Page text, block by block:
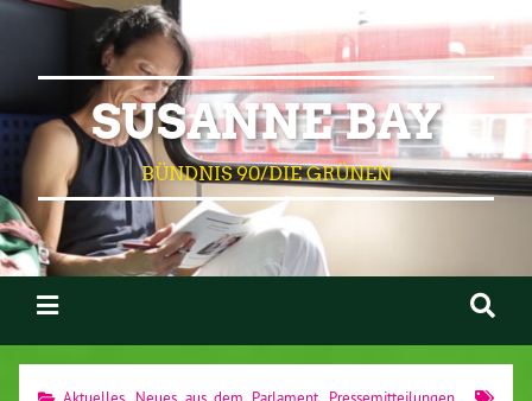
SUSANNE BAY
BÜNDNIS 90/DIE GRÜNEN